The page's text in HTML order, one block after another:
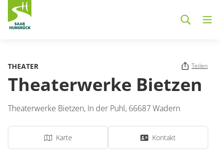
THEATER Teilen
Theaterwerke Bietzen
Theaterwerke Bietzen, In der Puhl, 66687Wadern
Karte Kontakt